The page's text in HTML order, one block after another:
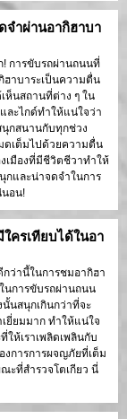
จำผ่านอากิฮาบา
การขับรถผ่านถนนที่
ฮาบาระเป็นความตื่น
เห็นสถานที่ต่าง ๆ ใน
ละไกด์ทำให้แน่ใจว่า
กสนานกับทุกช่วง
ดเต็มไปด้วยความตื่น
เมืองที่มีชีวิตชีวาทำให้
กและน่าจดจำในการ
นอน!
ครเทียบได้ในอา
กว่านี้ในการชมอากิฮา
นการขับรถผ่านถนน
นั้นสนุกเกินกว่าที่จะ
เยี่ยมมาก ทำให้แน่ใจ
ห้เราเพลิดเพลินกับ
การการผจญภัยที่เต็ม
ะที่สำรวจโตเกียว นี่